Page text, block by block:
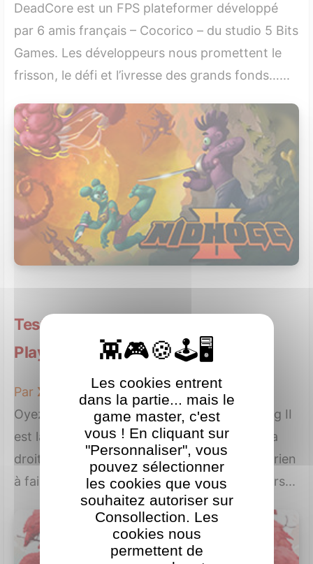
DeadCore est un FPS plateformer développé
par 6 amis français – Cocorico – du studio 5 Bits
Games. Les développeurs nous promettent le
frisson, le défi et l’ivresse des grands fonds…...
Test de Nidhogg 2 sur Sony
Playstation 4
Par XLan
le 20 août 2017
Oyez oyez jeunes guerriers de Thor, Nidhogg II
est là pour savoir qui aura droit de siéger à la
droite d’Odin au Walhalla. Les pleutres n’ont rien
à faire dans ces contrées, ici les développeurs...
Les cookies entrent
dans la partie... mais le
game master, c'est
vous ! En cliquant sur
"Personnaliser", vous
pouvez sélectionner
les cookies que vous
souhaitez autoriser sur
Consollection. Les
cookies nous
permettent de